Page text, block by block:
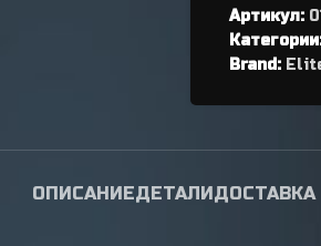
Петухи
Артикул:
Brand:
ОПИСАНИЕДЕТАЛИДОСТАВКА